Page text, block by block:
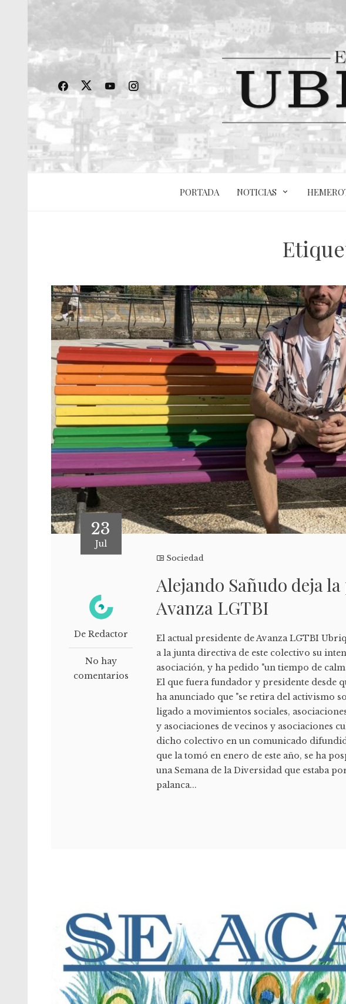
PORTADA NOTICIAS
23
Jul
De Redactor
No hay
comentarios
Sociedad
Alejando Sañudo deja
Avanza LGTBI
El actual presidente de Avanza LGTBI
a la junta directiva de este colectivo su
asociación, y ha pedido "un tiempo de
El que fuera fundador y presidente desde
ha anunciado que "se retira del activismo
ligado a movimientos sociales,
y asociaciones de vecinos y asociaciones
dicho colectivo en un comunicado
que la tomó en enero de este año, se ha
una Semana de la Diversidad que estaba
palanca...